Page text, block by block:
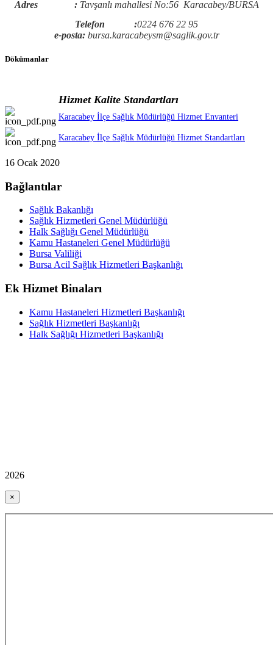
Adres : Tavşanlı mahallesi No:56 Karacabey/BURSA
Telefon :0224 676 22 95
e-posta: bursa.karacabeysm@saglik.gov.tr
Dökümanlar
Hizmet Kalite Standartları
Karacabey İlçe Sağlık Müdürlüğü Hizmet Envanteri
Karacabey İlçe Sağlık Müdürlüğü Hizmet Standartları
16 Ocak 2020
Bağlantılar
Sağlık Bakanlığı
Sağlık Hizmetleri Genel Müdürlüğü
Halk Sağlığı Genel Müdürlüğü
Kamu Hastaneleri Genel Müdürlüğü
Bursa Valiliği
Bursa Acil Sağlık Hizmetleri Başkanlığı
Ek Hizmet Binaları
Kamu Hastaneleri Hizmetleri Başkanlığı
Sağlık Hizmetleri Başkanlığı
Halk Sağlığı Hizmetleri Başkanlığı
2026
×